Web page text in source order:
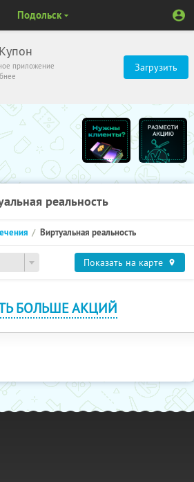
приложение
Загрузить
Подольск
реальность
Виртуальная реальность
Показать на карте
БОЛЬШЕ АКЦИЙ